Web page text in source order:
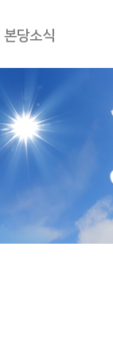
본당소식